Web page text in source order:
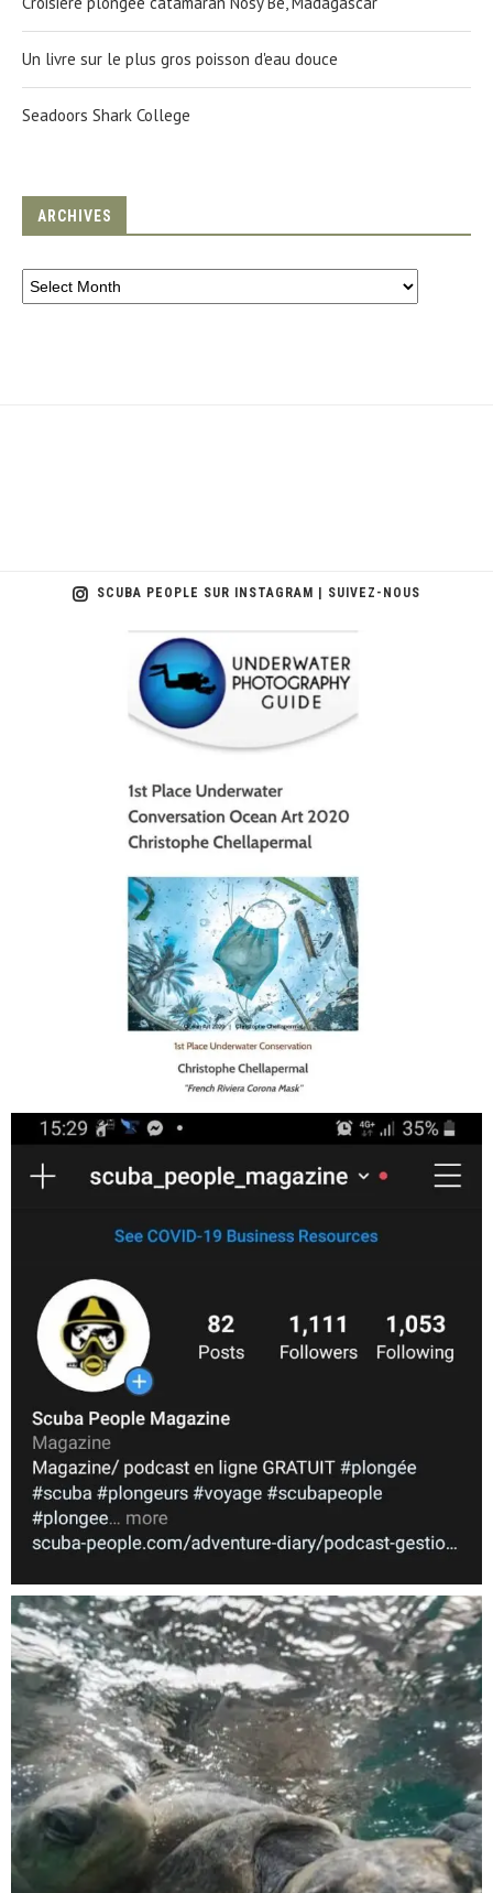
Un livre sur le plus gros poisson d'eau douce
Seadoors Shark College
ARCHIVES
SCUBA PEOPLE SUR INSTAGRAM | SUIVEZ-NOUS
scuba_people_magazine
scuba_people_magazine
Nov 5
scuba_people_magazine